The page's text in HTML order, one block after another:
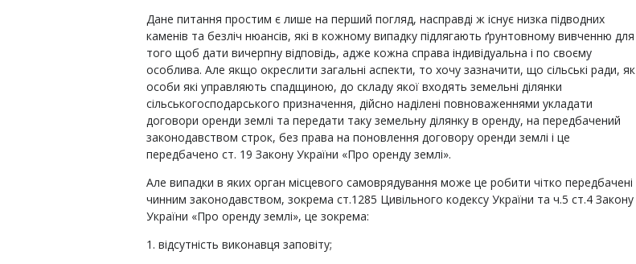
Дане питання простим є лише на перший погляд, насправді ж існує низка підводних
каменів та безліч нюансів, які в кожному випадку підлягають ґрунтовному вивченню для
того щоб дати вичерпну відповідь, адже кожна справа індивідуальна і по своєму
особлива. Але якщо окреслити загальні аспекти, то хочу зазначити, що сільські ради, як
особи які управляють спадщиною, до складу якої входять земельні ділянки
сільськогосподарського призначення, дійсно наділені повноваженнями укладати
договори оренди землі та передати таку земельну ділянку в оренду, на передбачений
законодавством строк, без права на поновлення договору оренди землі і це
передбачено ст. 19 Закону України «Про оренду землі».
Але випадки в яких орган місцевого самоврядування може це робити чітко передбачені
чинним законодавством, зокрема ст.1285 Цивільного кодексу України та ч.5 ст.4 Закону
України «Про оренду землі», це зокрема:
1. відсутність виконавця заповіту;